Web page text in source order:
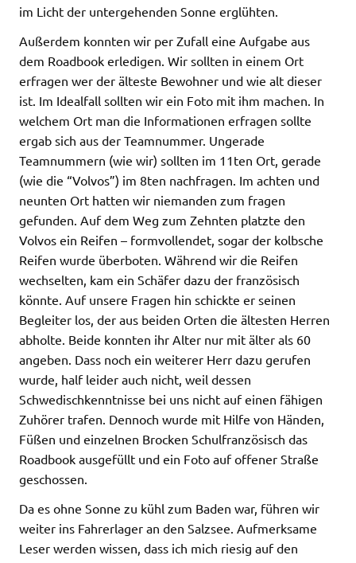
im Licht der untergehenden Sonne erglühten.
Außerdem konnten wir per Zufall eine Aufgabe aus
dem Roadbook erledigen. Wir sollten in einem Ort
erfragen wer der älteste Bewohner und wie alt dieser
ist. Im Idealfall sollten wir ein Foto mit ihm machen. In
welchem Ort man die Informationen erfragen sollte
ergab sich aus der Teamnummer. Ungerade
Teamnummern (wie wir) sollten im 11ten Ort, gerade
(wie die “Volvos”) im 8ten nachfragen. Im achten und
neunten Ort hatten wir niemanden zum fragen
gefunden. Auf dem Weg zum Zehnten platzte den
Volvos ein Reifen – formvollendet, sogar der kolbsche
Reifen wurde überboten. Während wir die Reifen
wechselten, kam ein Schäfer dazu der französisch
könnte. Auf unsere Fragen hin schickte er seinen
Begleiter los, der aus beiden Orten die ältesten Herren
abholte. Beide konnten ihr Alter nur mit älter als 60
angeben. Dass noch ein weiterer Herr dazu gerufen
wurde, half leider auch nicht, weil dessen
Schwedischkenntnisse bei uns nicht auf einen fähigen
Zuhörer trafen. Dennoch wurde mit Hilfe von Händen,
Füßen und einzelnen Brocken Schulfranzösisch das
Roadbook ausgefüllt und ein Foto auf offener Straße
geschossen.
Da es ohne Sonne zu kühl zum Baden war, führen wir
weiter ins Fahrerlager an den Salzsee. Aufmerksame
Leser werden wissen, dass ich mich riesig auf den